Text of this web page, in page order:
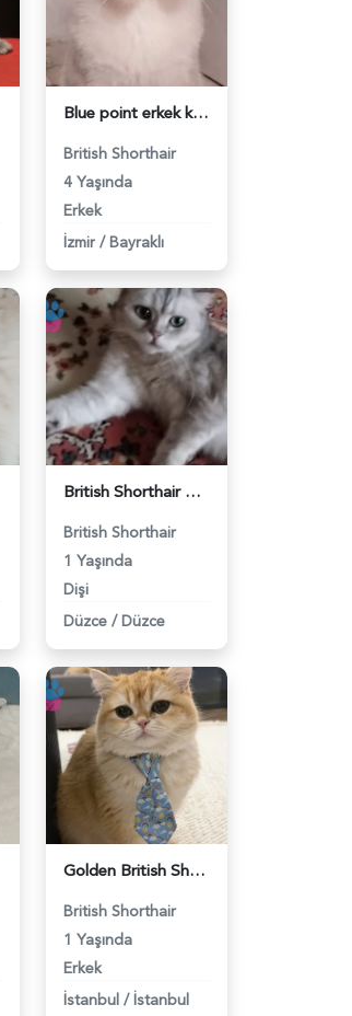
Blue point erkek kedimize dişi eş arıyoruz - 118984655
British Shorthair
4 Yaşında
Erkek
İzmir / Bayraklı
British Shorthair Güzel kızımıza eş arıyoruz - 118984633
British Shorthair
1 Yaşında
Dişi
Düzce / Düzce
Golden British Shorthair 1 Yaşında Eş Arıyor - 118984604
British Shorthair
1 Yaşında
Erkek
İstanbul / İstanbul